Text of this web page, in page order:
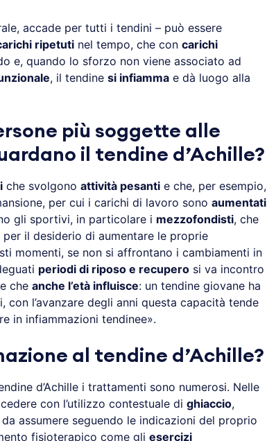
accade per tutti i tendini – può essere
ripetuti nel tempo, che con carichi
e, quando lo sforzo non viene associato ad
, il tendine si infiamma e dà luogo alla
più soggette alle
il tendine d’Achille?
che svolgono attività pesanti e che, per esempio,
per cui i carichi di lavoro sono aumentati
gli sportivi, in particolare i mezzofondisti, che
il desiderio di aumentare le proprie
momenti, se non si affrontano i cambiamenti in
periodi di riposo e recupero si va incontro
che anche l’età influisce: un tendine giovane ha
l’avanzare degli anni questa capacità tende
in infiammazioni tendinee».
al tendine d’Achille?
d’Achille i trattamenti sono numerosi. Nelle
con l’utilizzo contestuale di ghiaccio,
assumere seguendo le indicazioni del proprio
fisioterapico come gli esercizi